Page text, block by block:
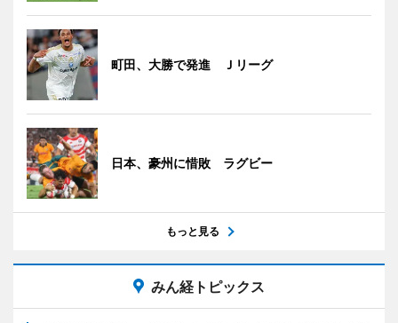
町田、大勝で発進 Ｊリーグ
日本、豪州に惜敗 ラグビー
もっと見る
みん経トピックス